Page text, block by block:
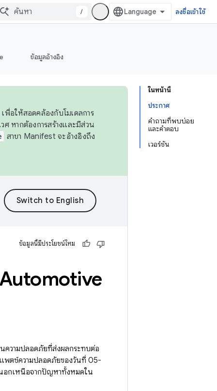
/ ลงชื่อเข้าใช้
ข้อมูลอ้างอิง
ในหน้านี้
ประกาศ
คำถามที่พบบ่อย
และคำตอบ
เวอร์ชัน
พื่อให้สอดคล้องกับโมเดลการ
หากต้องการสร้างและมีส่วน
สาขา Manifest จะอ้างอิงถึง
ข้อมูลนี้มีประโยชน์ไหม
Automotive
นความปลอดภัยที่ส่งผลกระทบต่อ
พตช์ความปลอดภัยของวันที่ 05-
อกเหนือจากปัญหาทั้งหมดใน